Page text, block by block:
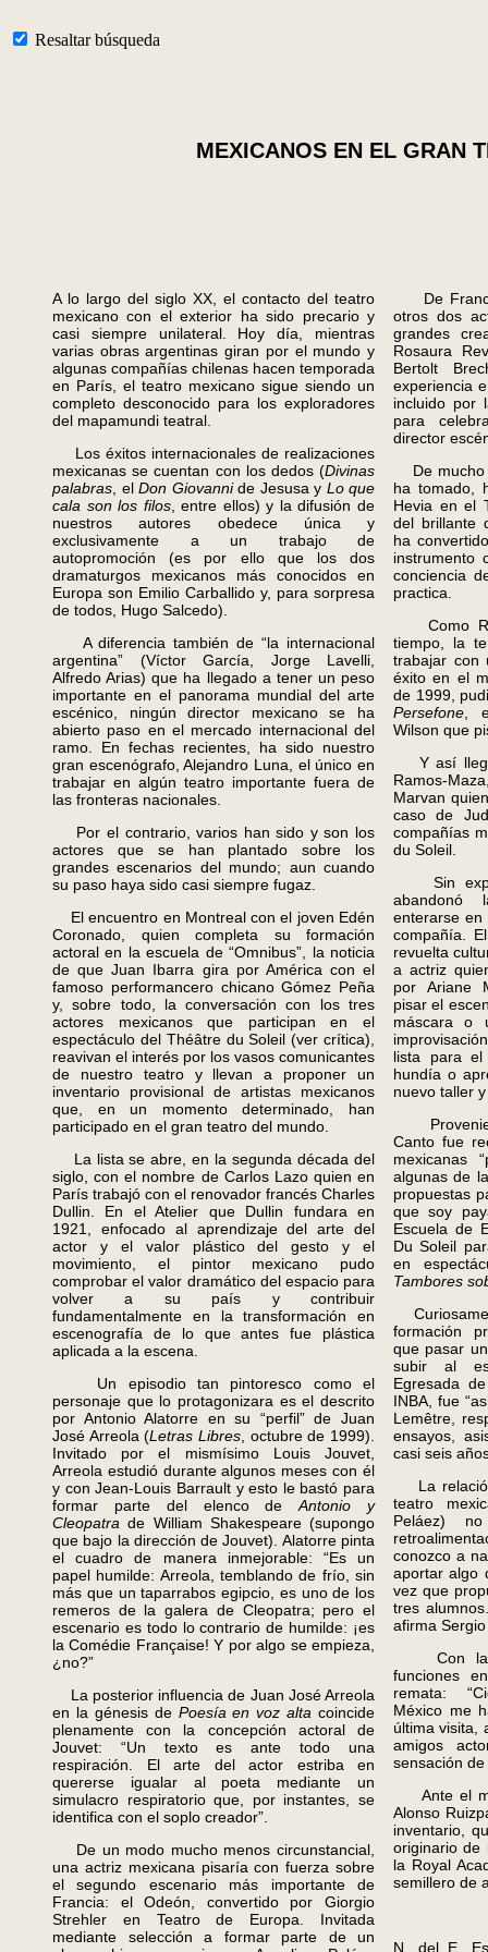
Resaltar búsqueda
MEXICANOS EN EL GRAN
A lo largo del siglo XX, el contacto del teatro
mexicano con el exterior ha sido precario y
casi siempre unilateral. Hoy día, mientras
varias obras argentinas giran por el mundo y
algunas compañías chilenas hacen temporada
en París, el teatro mexicano sigue siendo un
completo desconocido para los exploradores
del mapamundi teatral.
Los éxitos internacionales de realizaciones
mexicanas se cuentan con los dedos (Divinas
palabras , el Don Giovannide Jesusa y Lo que
cala son los filos, entre ellos) y la difusión de
nuestros autores obedece única y
exclusivamente a un trabajo de
autopromoción (es por ello que los dos
dramaturgos mexicanos más conocidos en
Europa son Emilio Carballido y, para sorpresa
de todos, Hugo Salcedo).
A diferencia también de “la internacional
argentina” (Víctor García, Jorge Lavelli,
Alfredo Arias) que ha llegado a tener un peso
importante en el panorama mundial del arte
escénico, ningún director mexicano se ha
abierto paso en el mercado internacional del
ramo. En fechas recientes, ha sido nuestro
gran escenógrafo, Alejandro Luna, el único en
trabajar en algún teatro importante fuera de
las fronteras nacionales.
Por el contrario, varios han sido y son los
actores que se han plantado sobre los
grandes escenarios del mundo; aun cuando
su paso haya sido casi siempre fugaz.
El encuentro en Montreal con el joven Edén
Coronado, quien completa su formación
actoral en la escuela de “Omnibus”, la noticia
de que Juan Ibarra gira por América con el
famoso performancero chicano Gómez Peña
y, sobre todo, la conversación con los tres
actores mexicanos que participan en el
espectáculo del Théâtre du Soleil (ver crítica),
reavivan el interés por los vasos comunicantes
de nuestro teatro y llevan a proponer un
inventario provisional de artistas mexicanos
que, en un momento determinado, han
participado en el gran teatro del mundo.
La lista se abre, en la segunda década del
siglo, con el nombre de Carlos Lazo quien en
París trabajó con el renovador francés Charles
Dullin. En el Atelier que Dullin fundara en
1921, enfocado al aprendizaje del arte del
actor y el valor plástico del gesto y el
movimiento, el pintor mexicano pudo
comprobar el valor dramático del espacio para
volver a su país y contribuir
fundamentalmente en la transformación en
escenografía de lo que antes fue plástica
aplicada a la escena.
Un episodio tan pintoresco como el
personaje que lo protagonizara es el descrito
por Antonio Alatorre en su “perfil” de Juan
José Arreola (Letras Libres , octubre de 1999).
Invitado por el mismísimo Louis Jouvet,
Arreola estudió durante algunos meses con él
y con Jean-Louis Barrault y esto le bastó para
formar parte del elenco deAntonio y
Cleopatrade William Shakespeare (supongo
que bajo la dirección de Jouvet). Alatorre pinta
el cuadro de manera inmejorable: “Es un
papel humilde: Arreola, temblando de frío, sin
más que un taparrabos egipcio, es uno de los
remeros de la galera de Cleopatra; pero el
escenario es todo lo contrario de humilde: ¡es
la Comédie Française! Y por algo se empieza,
¿no?”
La posterior influencia de Juan José Arreola
en la génesis de Poesía en voz alta coincide
plenamente con la concepción actoral de
Jouvet: “Un texto es ante todo una
respiración. El arte del actor estriba en
quererse igualar al poeta mediante un
simulacro respiratorio que, por instantes, se
identifica con el soplo creador”.
De un modo mucho menos circunstancial,
una actriz mexicana pisaría con fuerza sobre
el segundo escenario más importante de
Francia: el Odeón, convertido por Giorgio
Strehler en Teatro de Europa. Invitada
mediante selección a formar parte de un
De
otros dos
grandes
Rosaura
Bertolt
experiencia
incluido por
para
director
De mucho
ha tomado,
Hevia en el
del brillante
ha
instrumento
conciencia
practica.
Como
tiempo, la
trabajar con
éxito en el
de 1999,
Persefone ,
Wilson que
Y así
Ramos-
Marvan
caso de
compañías
du Soleil.
Sin
abandonó
enterarse
compañía.
revuelta
a actriz
por Ariane
pisar el
máscara o
lista para el
hundía o
nuevo taller
Canto fue
mexicanas
algunas de
propuestas
que soy
Escuela de
Du Soleil
en
Tambores
formación
que pasar
subir al
Egresada
INBA, fue
Lemêtre,
ensayos,
casi seis
La
teatro
Peláez)
conozco a
aportar algo
vez que
tres
afirma
Con la
funciones
remata:
México me
última visita,
amigos
sensación
Ante el
Alonso
inventario,
originario de
la Royal
semillero de
N. del E.